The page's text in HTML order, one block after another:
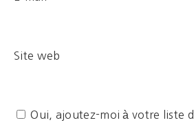
Site web
Oui, ajoutez-moi à votre liste